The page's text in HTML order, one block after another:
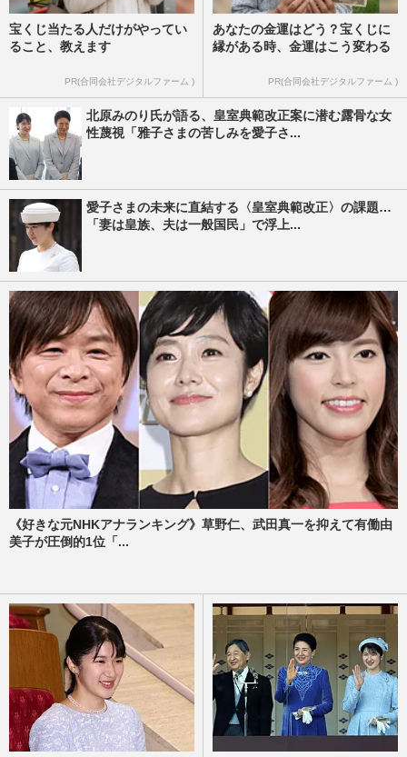
宝くじ当たる人だけがやってい
ること、教えます
PR(合同会社デジタルファーム )
あなたの金運はどう？宝くじに
縁がある時、金運はこう変わる
PR(合同会社デジタルファーム )
北原みのり氏が語る、皇室典範改正案に潜む露骨な女
性蔑視「雅子さまの苦しみを愛子さ...
愛子さまの未来に直結する〈皇室典範改正〉の課題…
「妻は皇族、夫は一般国民」で浮上...
《好きな元NHKアナランキング》草野仁、武田真一を抑えて有働由
美子が圧倒的1位「...